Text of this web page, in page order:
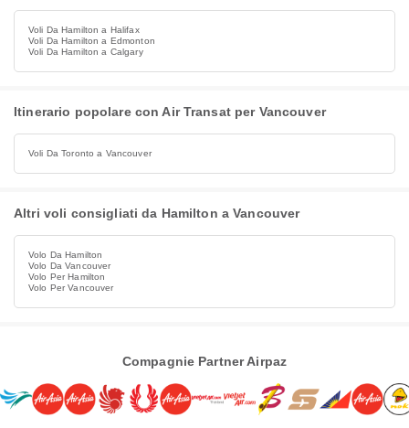
Voli Da Hamilton a Halifax
Voli Da Hamilton a Edmonton
Voli Da Hamilton a Calgary
Itinerario popolare con Air Transat per Vancouver
Voli Da Toronto a Vancouver
Altri voli consigliati da Hamilton a Vancouver
Volo Da Hamilton
Volo Da Vancouver
Volo Per Hamilton
Volo Per Vancouver
Compagnie Partner Airpaz